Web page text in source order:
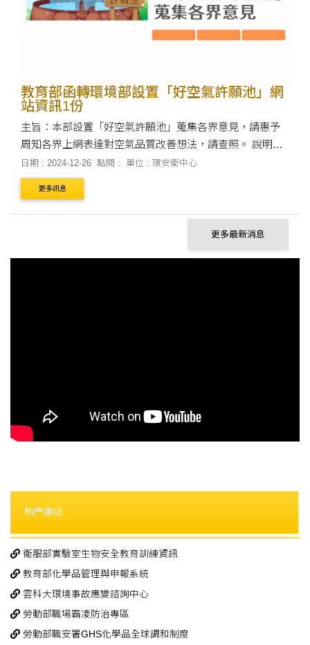
教育部函轉環境部設置「好空氣許願池」網
站資訊1份
主旨：本部設置「好空氣許願池」蒐集各界意見，請惠予
周知各界上網表達對空氣品質改善想法，請查照。 說明：
一、臺灣邁入淨零、永續社會的過程，必須同時關注減
碳、減污、民眾健康等關鍵課題，為響應2050淨....
日期 : 2024-12-26 點閱 : 單位 : 環安衛中心
更多訊息
更多最新消息
熱門連結
衛服部實驗室生物安全教育訓練資訊
教育部化學品管理與申報系統
雲科大環境事故應變諮詢中心
勞動部職場霸凌防治專區
勞動部職安署GHS化學品全球調和制度